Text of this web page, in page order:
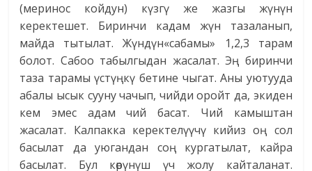
(меринос койдун) күзгү же жазгы жүнүн
керектешет. Биринчи кадам жүн тазаланып,
майда тытылат. Жүндүн«сабамы» 1,2,3 тарам
болот. Сабоо табылгыдан жасалат. Эң биринчи
таза тарамы үстүңкү бетине чыгат. Аны уютууда
абалы ысык сууну чачып, чийди оройт да, экиден
кем эмес адам чий басат. Чий камыштан
жасалат. Калпакка керектелүүчү кийиз оң сол
басылат да уюгандан соң кургатылат, кайра
басылат. Бул көрүнүш үч жолу кайталанат.